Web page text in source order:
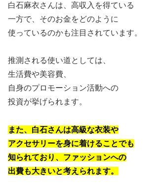
白石麻衣さんは、高収入を得ている
一方で、そのお金をどのように
使っているのかも注目されています。
推測される使い道としては、
生活費や美容費、
自身のプロモーション活動への
投資が挙げられます。
また、白石さんは高級な衣装や
アクセサリーを身に着けることでも
知られており、ファッションへの
出費も大きいと考えられます。